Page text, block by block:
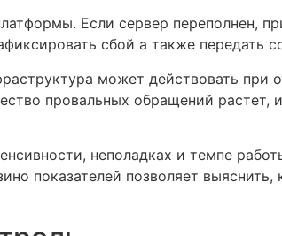
Если сервер переполнен,
сбой а также передать
может действовать при
провальных обращений
неполадках и темпе
показателей позволяет